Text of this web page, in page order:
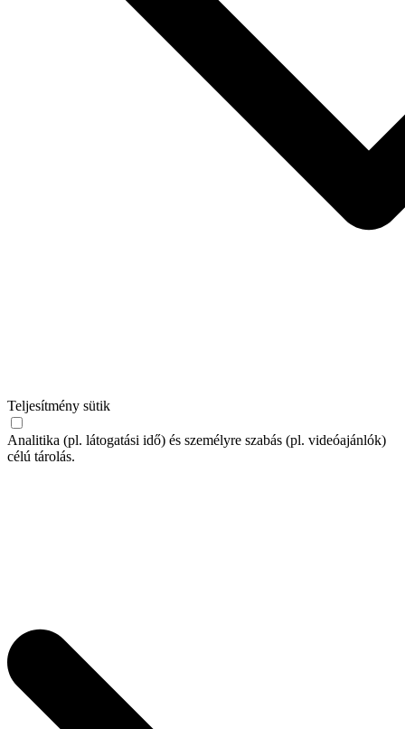
Teljesítmény sütik
Analitika (pl. látogatási idő) és személyre szabás (pl. videóajánlók)
célú tárolás.